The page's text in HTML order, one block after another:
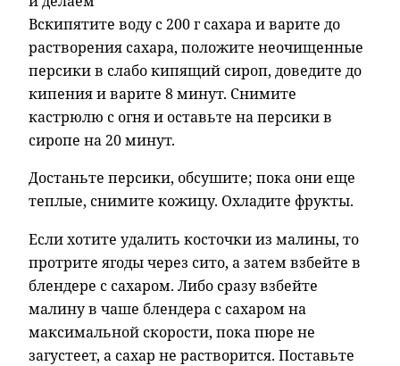
Вскипятите воду с 200 г сахара и варите до
растворения сахара, положите неочищенные
персики в слабо кипящий сироп, доведите до
кипения и варите 8 минут. Снимите
кастрюлю с огня и оставьте на персики в
сиропе на 20 минут.
Достаньте персики, обсушите; пока они еще
теплые, снимите кожицу. Охладите фрукты.
Если хотите удалить косточки из малины, то
протрите ягоды через сито, а затем взбейте в
блендере с сахаром. Либо сразу взбейте
малину в чаше блендера с сахаром на
максимальной скорости, пока пюре не
загустеет, а сахар не растворится. Поставьте